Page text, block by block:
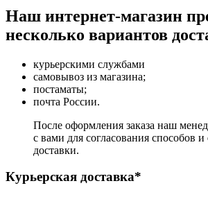
Наш интернет-магазин
несколько вариантов
курьерскими службами
самовывоз из магазина;
постаматы;
почта России.
После оформления заказа наш
с вами для согласования способов и
доставки.
Курьерская доставка*